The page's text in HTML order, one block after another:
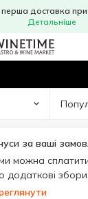
доставка при
Детальніше
за ваші
можна
додаткові збори.
Крупи та бобові
крупа